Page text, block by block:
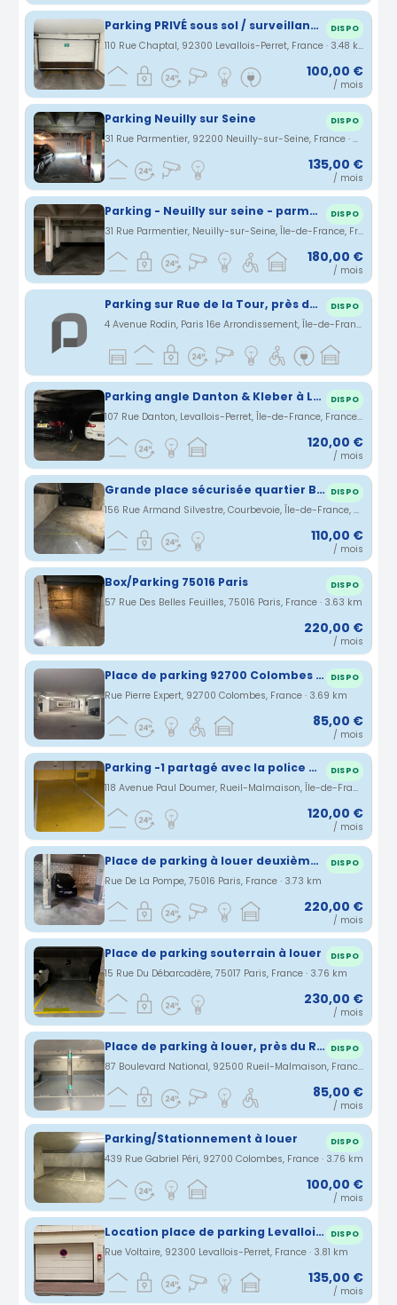
Parking PRIVÉ sous sol / surveillance camera LEVALLOIS-PERRET DISPO
110 Rue Chaptal, 92300 Levallois-Perret, France · 3.48 km
100,00 €
/ mois
Parking Neuilly sur Seine DISPO
31 Rue Parmentier, 92200 Neuilly-sur-Seine, France · 3.49 km
135,00 €
/ mois
Parking - Neuilly sur seine - parmentier DISPO
31 Rue Parmentier, Neuilly-sur-Seine, Île-de-France, France · 3.49 km
180,00 €
/ mois
Parking sur Rue de la Tour, près de l'avenue Georges Mendel. DISPO
4 Avenue Rodin, Paris 16e Arrondissement, Île-de-France, France · 3.58 km
Parking angle Danton & Kleber à Levallois Perret DISPO
107 Rue Danton, Levallois-Perret, Île-de-France, France · 3.59 km
120,00 €
/ mois
Grande place sécurisée quartier Becon DISPO
156 Rue Armand Silvestre, Courbevoie, Île-de-France, France · 3.63 km
110,00 €
/ mois
Box/Parking 75016 Paris DISPO
57 Rue Des Belles Feuilles, 75016 Paris, France · 3.63 km
220,00 €
/ mois
Place de parking 92700 Colombes au cœur du quartier Canibouts DISPO
Rue Pierre Expert, 92700 Colombes, France · 3.69 km
85,00 €
/ mois
Parking -1 partagé avec la police municipal Rueil DISPO
118 Avenue Paul Doumer, Rueil-Malmaison, Île-de-France, France · 3.72 km
120,00 €
/ mois
Place de parking à louer deuxième sous-sol pour voiture citadine DISPO
Rue De La Pompe, 75016 Paris, France · 3.73 km
220,00 €
/ mois
Place de parking souterrain à louer DISPO
15 Rue Du Débarcadère, 75017 Paris, France · 3.76 km
230,00 €
/ mois
Place de parking à louer, près du RER A Rueil Malmaison et situé au E.leclerc Drive Rueil Malmaison DISPO
87 Boulevard National, 92500 Rueil-Malmaison, France · 3.76 km
85,00 €
/ mois
Parking/Stationnement à louer DISPO
439 Rue Gabriel Péri, 92700 Colombes, France · 3.76 km
100,00 €
/ mois
Location place de parking Levallois-Perret - quartier anatole france DISPO
Rue Voltaire, 92300 Levallois-Perret, France · 3.81 km
135,00 €
/ mois